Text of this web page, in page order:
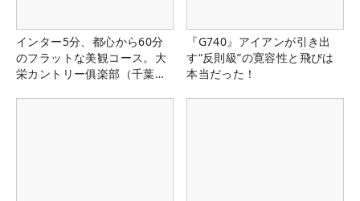
インター5分、都心から60分
のフラットな美観コース。大
栄カントリー俱楽部（千葉
『G740』アイアンが引き出
す“反則級”の寛容性と飛びは
本当だった！